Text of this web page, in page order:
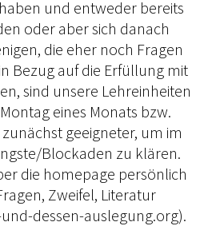
und entweder bereits
oder aber sich danach
die eher noch Fragen
Bezug auf die Erfüllung mit
sind unsere Lehreinheiten
eines Monats bzw.
geeigneter, um im
Blockaden zu klären.
die homepage persönlich
Zweifel, Literatur
dessen-auslegung.org).